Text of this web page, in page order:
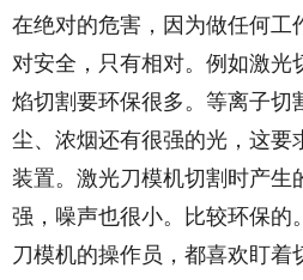
在绝对的危害，因为做任何工
对安全，只有相对。例如激光
焰切割要环保很多。等离子切
尘、浓烟还有很强的光，这要
装置。激光刀模机切割时产生
强，噪声也很小。比较环保的
刀模机的操作员，都喜欢盯着